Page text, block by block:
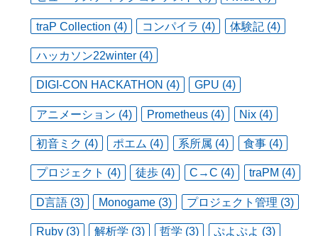
traP Collection (4) コンパイラ (4) 体験記 (4)
ハッカソン22winter (4)
DIGI-CON HACKATHON (4) GPU (4)
アニメーション (4) Prometheus (4) Nix (4)
初音ミク (4) ポエム (4) 系所属 (4) 食事 (4)
プロジェクト (4) 徒歩 (4) C→C (4) traPM (4)
D言語 (3) Monogame (3) プロジェクト管理 (3)
Ruby (3) 解析学 (3) 哲学 (3) ぷよぷよ (3)